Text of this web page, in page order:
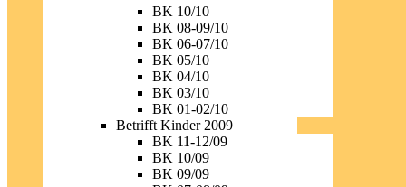
BK 10/10
BK 08-09/10
BK 06-07/10
BK 05/10
BK 04/10
BK 03/10
BK 01-02/10
Betrifft Kinder 2009
BK 11-12/09
BK 10/09
BK 09/09